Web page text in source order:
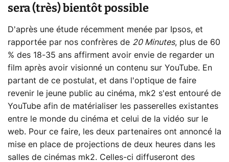
sera (très) bientôt possible
D'après une étude récemment menée par Ipsos, et
rapportée par nos confrères de 20 Minutes, plus de 60
% des 18-35 ans affirment avoir envie de regarder un
film après avoir visionné un contenu sur YouTube. En
partant de ce postulat, et dans l'optique de faire
revenir le jeune public au cinéma, mk2 s'est entouré de
YouTube afin de matérialiser les passerelles existantes
entre le monde du cinéma et celui de la vidéo sur le
web. Pour ce faire, les deux partenaires ont annoncé la
mise en place de projections de deux heures dans les
salles de cinémas mk2. Celles-ci diffuseront des